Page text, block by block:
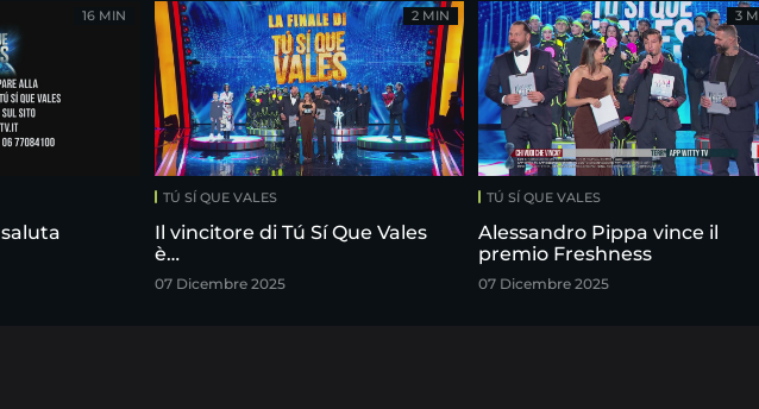
saluta
16 MIN
TÚ SÍ QUE VALES
Il vincitore di Tú Sí Que Vales
è…
07 Dicembre 2025
2 MIN
TÚ SÍ QUE VALES
Alessandro Pippa vince il
premio Freshness
07 Dicembre 2025
3